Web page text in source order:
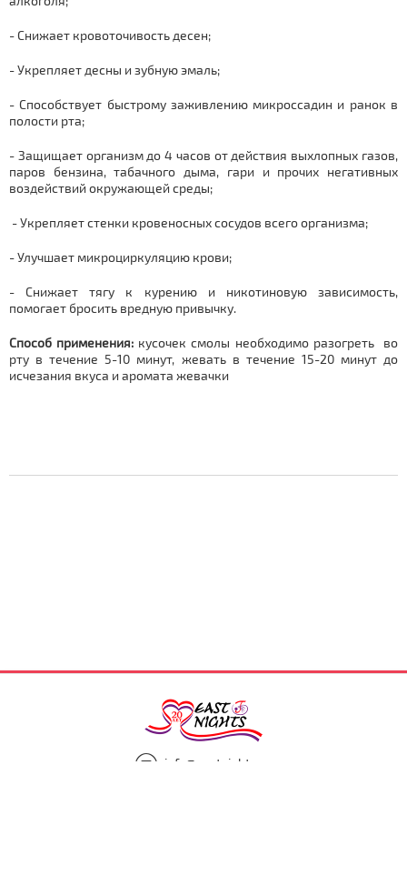
- Снижает кровоточивость десен;
- Укрепляет десны и зубную эмаль;
- Способствует быстрому заживлению микроссадин и ранок в
полости рта;
- Защищает организм до 4 часов от действия выхлопных газов,
паров бензина, табачного дыма, гари и прочих негативных
воздействий окружающей среды;
- Укрепляет стенки кровеносных сосудов всего организма;
- Улучшает микроциркуляцию крови;
- Снижает тягу к курению и никотиновую зависимость,
помогает бросить вредную привычку.
Способ применения: кусочек смолы необходимо разогреть во
рту в течение 5-10 минут, жевать в течение 15-20 минут до
исчезания вкуса и аромата жевачки
info@eastnights.ru